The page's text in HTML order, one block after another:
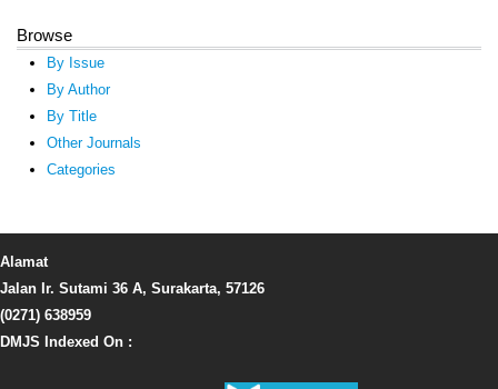
Browse
By Issue
By Author
By Title
Other Journals
Categories
Alamat
Jalan Ir. Sutami 36 A, Surakarta, 57126
(0271) 638959
DMJS Indexed On :